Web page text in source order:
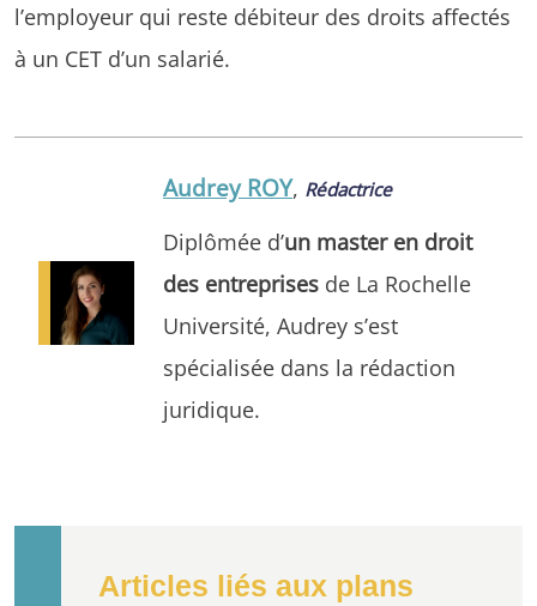
l’employeur qui reste débiteur des droits affectés
à un CET d’un salarié.
Articles liés aux plans
Audrey ROY, Rédactrice
Diplômée d’un master en droit
des entreprises de La Rochelle
Université, Audrey s’est
spécialisée dans la rédaction
juridique.